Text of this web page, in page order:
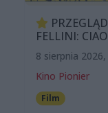
FELLINI:
8 sierpnia 2026,
Kino Pionier
Film